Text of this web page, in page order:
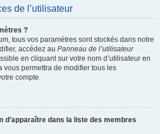
de l’utilisateur
?
tous vos paramètres sont stockés dans notre
accédez au Panneau de l’utilisateur
en cliquant sur votre nom d’utilisateur en
vous permettra de modifier tous les
compte.
d’apparaître dans la liste des membres